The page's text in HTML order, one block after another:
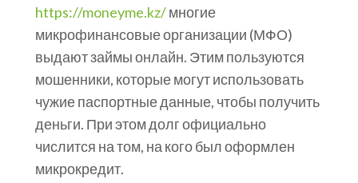
https://moneyme.kz/многие
микрофинансовые организации (МФО)
выдают займы онлайн. Этим пользуются
мошенники, которые могут использовать
чужие паспортные данные, чтобы получить
деньги. При этом долг официально
числится на том, на кого был оформлен
микрокредит.